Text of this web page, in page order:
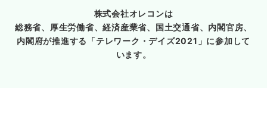
株式会社オレコンは
総務省、厚生労働省、経済産業省、国土交通省、内閣官房、
内閣府が推進する「テレワーク・デイズ2021」に参加して
います。